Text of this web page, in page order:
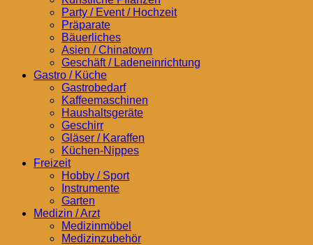
Party / Event / Hochzeit
Präparate
Bäuerliches
Asien / Chinatown
Geschäft / Ladeneinrichtung
Gastro / Küche
Gastrobedarf
Kaffeemaschinen
Haushaltsgeräte
Geschirr
Gläser / Karaffen
Küchen-Nippes
Freizeit
Hobby / Sport
Instrumente
Garten
Medizin / Arzt
Medizinmöbel
Medizinzubehör